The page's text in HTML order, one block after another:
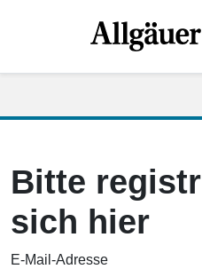
Bitte
sich hier
E-Mail-Adresse